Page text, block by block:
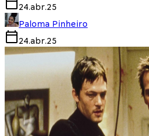
24.abr.25
Paloma Pinheiro
24.abr.25